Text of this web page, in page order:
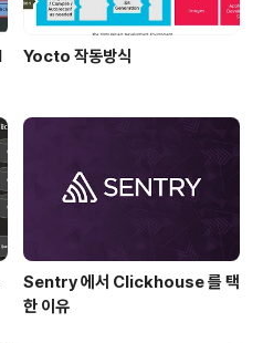
Yocto 작동방식
Sentry 에서 Clickhouse 를 택
한 이유